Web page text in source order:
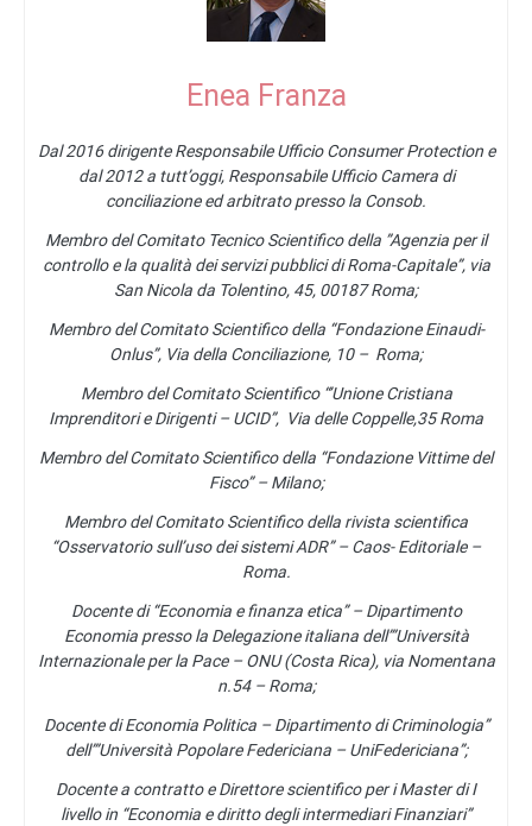
Enea Franza
Dal 2016 dirigente Responsabile Ufficio Consumer Protection e
dal 2012 a tutt’oggi, Responsabile Ufficio Camera di
conciliazione ed arbitrato presso la Consob.
Membro del Comitato Tecnico Scientifico della ”Agenzia per il
controllo e la qualità dei servizi pubblici di Roma-Capitale”, via
San Nicola da Tolentino, 45, 00187 Roma;
Membro del Comitato Scientifico della “Fondazione Einaudi-
Onlus”, Via della Conciliazione, 10 – Roma;
Membro del Comitato Scientifico “’Unione Cristiana
Imprenditori e Dirigenti – UCID”, Via delle Coppelle,35 Roma
Membro del Comitato Scientifico della “Fondazione Vittime del
Fisco” – Milano;
Membro del Comitato Scientifico della rivista scientifica
“Osservatorio sull’uso dei sistemi ADR” – Caos- Editoriale –
Roma.
Docente di “Economia e finanza etica” – Dipartimento
Economia presso la Delegazione italiana dell’”Università
Internazionale per la Pace – ONU (Costa Rica), via Nomentana
n.54 – Roma;
Docente di Economia Politica – Dipartimento di Criminologia”
dell’”Università Popolare Federiciana – UniFedericiana”;
Docente a contratto e Direttore scientifico per i Master di I
livello in “Economia e diritto degli intermediari Finanziari”